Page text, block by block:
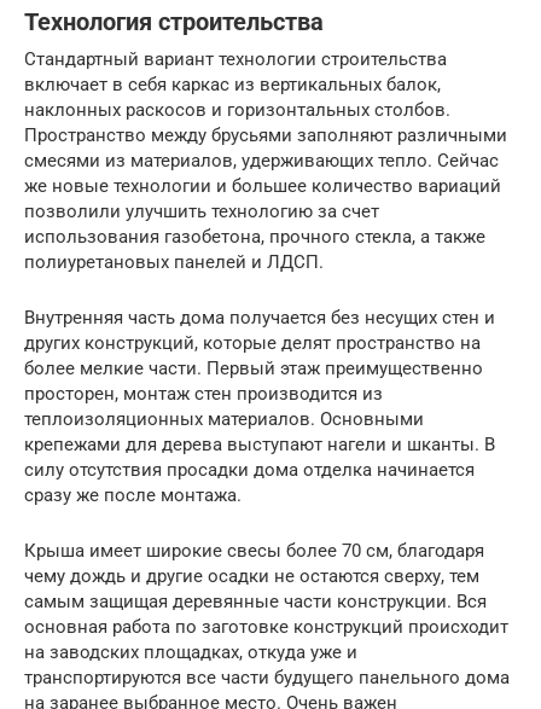
Технология строительства
Стандартный вариант технологии строительства
включает в себя каркас из вертикальных балок,
наклонных раскосов и горизонтальных столбов.
Пространство между брусьями заполняют различными
смесями из материалов, удерживающих тепло. Сейчас
же новые технологии и большее количество вариаций
позволили улучшить технологию за счет
использования газобетона, прочного стекла, а также
полиуретановых панелей и ЛДСП.
Внутренняя часть дома получается без несущих стен и
других конструкций, которые делят пространство на
более мелкие части. Первый этаж преимущественно
просторен, монтаж стен производится из
теплоизоляционных материалов. Основными
крепежами для дерева выступают нагели и шканты. В
силу отсутствия просадки дома отделка начинается
сразу же после монтажа.
Крыша имеет широкие свесы более 70 см, благодаря
чему дождь и другие осадки не остаются сверху, тем
самым защищая деревянные части конструкции. Вся
основная работа по заготовке конструкций происходит
на заводских площадках, откуда уже и
транспортируются все части будущего панельного дома
на заранее выбранное место. Очень важен